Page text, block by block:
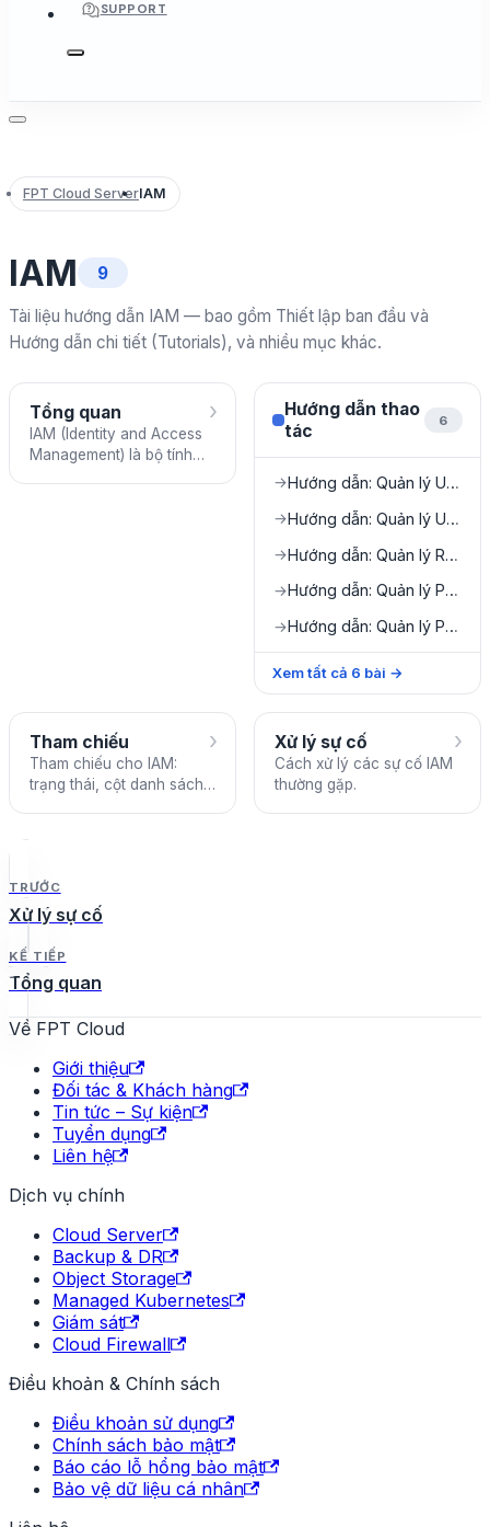
SUPPORT
FPT Cloud ServerIAM
IAM 9
Tài liệu hướng dẫn IAM — bao gồm Thiết lập ban đầu và
Hướng dẫn chi tiết (Tutorials), và nhiều mục khác.
Tổng quan
IAM (Identity and Access
Management) là bộ tính
›
Hướng dẫn thao
tác
6
→ Hướng dẫn: Quản lý Users
→ Hướng dẫn: Quản lý User Groups
→ Hướng dẫn: Quản lý Roles
→ Hướng dẫn: Quản lý Policies
→ Hướng dẫn: Quản lý Permission Templates
Xem tất cả 6 bài →
Tham chiếu
Tham chiếu cho IAM:
trạng thái, cột danh sách,
› Xử lý sự cố
Cách xử lý các sự cố IAM
thường gặp.
›
TRƯỚC
Xử lý sự cố
KẾ TIẾP
Tổng quan
Về FPT Cloud
Giới thiệu
Đối tác & Khách hàng
Tin tức – Sự kiện
Tuyển dụng
Liên hệ
Dịch vụ chính
Cloud Server
Backup & DR
Object Storage
Managed Kubernetes
Giám sát
Cloud Firewall
Điều khoản & Chính sách
Điều khoản sử dụng
Chính sách bảo mật
Báo cáo lỗ hổng bảo mật
Bảo vệ dữ liệu cá nhân